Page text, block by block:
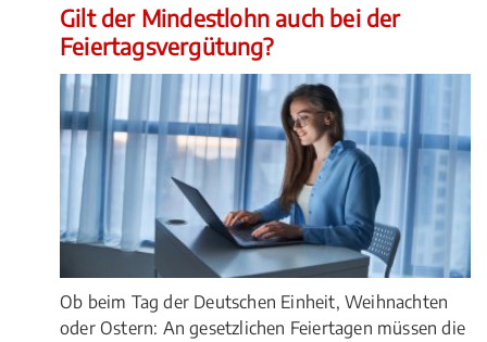
Gilt der Mindestlohn auch bei der
Feiertagsvergütung?
Ob beim Tag der Deutschen Einheit, Weihnachten
oder Ostern: An gesetzlichen Feiertagen müssen die